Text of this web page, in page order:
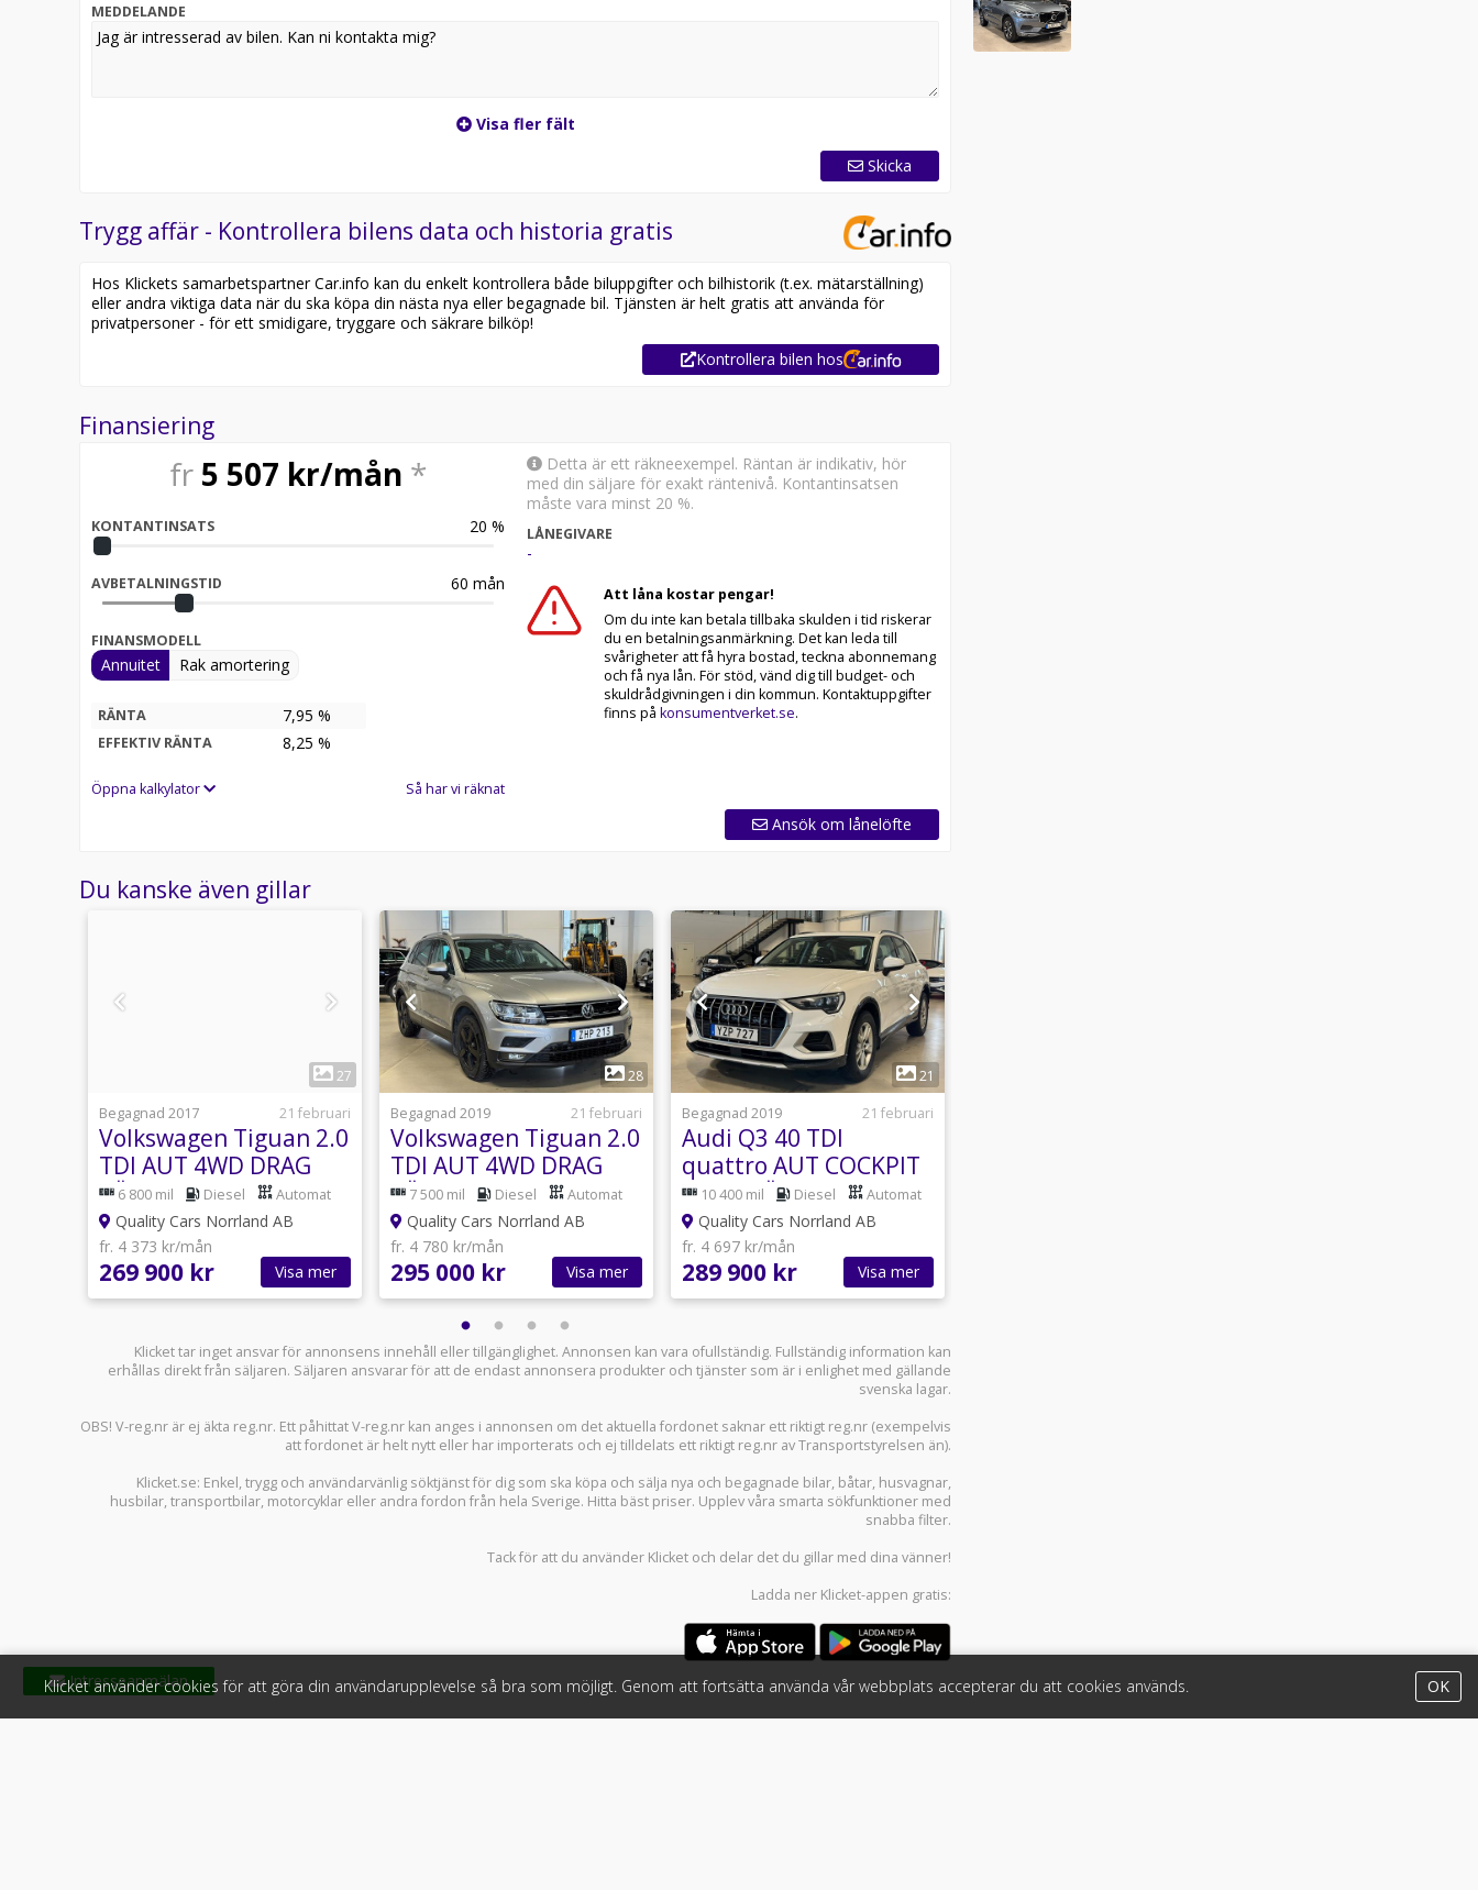
MEDDELANDE
Visa fler fält
Skicka
Trygg affär - Kontrollera bilens data och historia gratis
Hos Klickets samarbetspartner Car.info kan du enkelt kontrollera både biluppgifter och bilhistorik (t.ex. mätarställning)
eller andra viktiga data när du ska köpa din nästa nya eller begagnade bil. Tjänsten är helt gratis att använda för
privatpersoner - för ett smidigare, tryggare och säkrare bilköp!
Kontrollera bilen hos
Finansiering
fr 5 507 kr/mån *
KONTANTINSATS 20 %
AVBETALNINGSTID 60 mån
FINANSMODELL
Annuitet Rak amortering
RÄNTA 7,95 %
EFFEKTIV RÄNTA 8,25 %
Öppna kalkylator Så har vi räknat
Detta är ett räkneexempel. Räntan är indikativ, hör
med din säljare för exakt räntenivå. Kontantinsatsen
måste vara minst 20 %.
LÅNEGIVARE
-
Att låna kostar pengar!
Om du inte kan betala tillbaka skulden i tid riskerar
du en betalningsanmärkning. Det kan leda till
svårigheter att få hyra bostad, teckna abonnemang
och få nya lån. För stöd, vänd dig till budget- och
skuldrådgivningen i din kommun. Kontaktuppgifter
finns på konsumentverket.se.
Ansök om lånelöfte
Du kanske även gillar
27
Begagnad 2017
21 februari
Volkswagen Tiguan 2.0
TDI AUT 4WD DRAG
VÄRMARE V-HJUL
DUBB KAMERA MOMS
6 800 mil Diesel Automat
Quality Cars Norrland AB
fr. 4 373 kr/mån
269 900 kr Visa mer
1
28
Begagnad 2019
21 februari
Volkswagen Tiguan 2.0
TDI AUT 4WD DRAG
VÄRMARE KAMERA
ELBAKLUCKA V-HJUL
7 500 mil Diesel Automat
Quality Cars Norrland AB
fr. 4 780 kr/mån
295 000 kr Visa mer
1
21
Begagnad 2019
21 februari
Audi Q3 40 TDI
quattro AUT COCKPIT
DRAG VÄRMARE S&V
HJUL DUBB
10 400 mil Diesel Automat
Quality Cars Norrland AB
fr. 4 697 kr/mån
289 900 kr Visa mer
Klicket tar inget ansvar för annonsens innehåll eller tillgänglighet. Annonsen kan vara ofullständig. Fullständig information kan
erhållas direkt från säljaren. Säljaren ansvarar för att de endast annonsera produkter och tjänster som är i enlighet med gällande
svenska lagar.
OBS! V-reg.nr är ej äkta reg.nr. Ett påhittat V-reg.nr kan anges i annonsen om det aktuella fordonet saknar ett riktigt reg.nr (exempelvis
att fordonet är helt nytt eller har importerats och ej tilldelats ett riktigt reg.nr av Transportstyrelsen än).
Klicket.se: Enkel, trygg och användarvänlig söktjänst för dig som ska köpa och sälja nya och begagnade bilar, båtar, husvagnar,
husbilar,transportbilar, motorcyklar eller andra fordon från hela Sverige. Hitta bäst priser. Upplev våra smarta sökfunktioner med
snabba filter.
Tack för att du använder Klicket och delar det du gillar med dina vänner!
Ladda ner Klicket-appen gratis:
Klicket använder cookies för att göra din användarupplevelse så bra som möjligt. Genom att fortsätta använda vår webbplats accepterar du att cookies används. OK